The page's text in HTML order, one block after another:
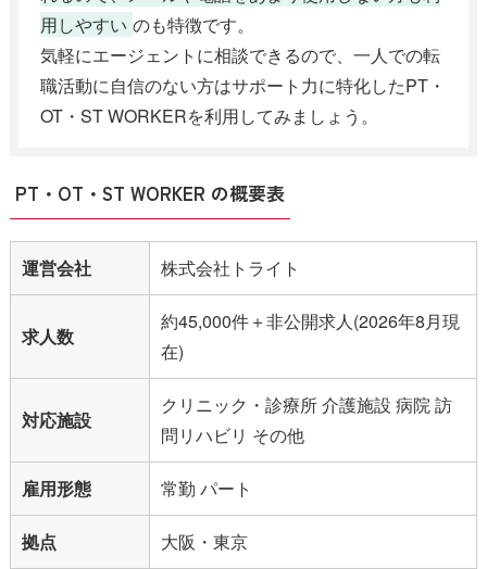
用しやすい のも特徴です。
気軽にエージェントに相談できるので、一人での転
職活動に自信のない方はサポート力に特化したPT・
OT・ST WORKERを利用してみましょう。
PT・OT・ST WORKER の概要表
運営会社 株式会社トライト
求人数
約45,000件＋非公開求人(2026年8月現
在)
対応施設
クリニック・診療所 介護施設 病院 訪
問リハビリ その他
雇用形態 常勤 パート
拠点 大阪・東京